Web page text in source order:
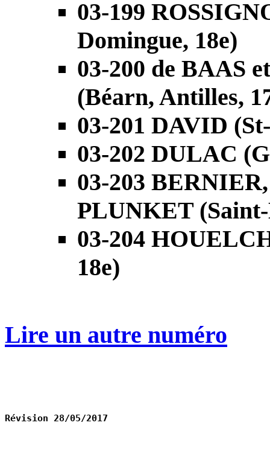
03-199
Domingue, 18e)
03-200 de BAAS
(Béarn, Antilles,
03-201 DAVID
03-202 DULAC
03-203
PLUNKET
03-204
18e)
Lire un autre numéro